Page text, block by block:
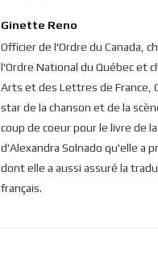
Ginette Reno
Officier de l'Ordre du Canada,
l'Ordre National du Québec et
Arts et des Lettres de France,
star de la chanson et de la
coup de coeur pour le livre de
d'Alexandra Solnado qu'elle a
dont elle a aussi assuré la
français.